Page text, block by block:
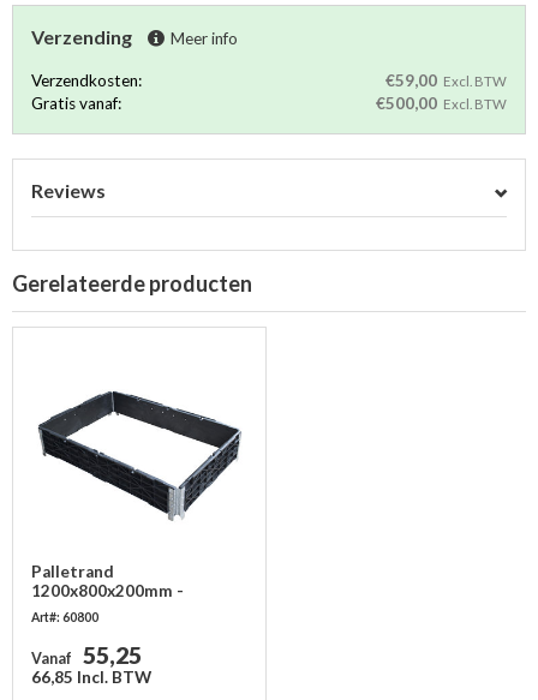
Verzending Meer info
Verzendkosten: €59,00 Excl. BTW
Gratis vanaf: €500,00 Excl. BTW
Reviews
Gerelateerde producten
Palletrand
1200x800x200mm -
kunststof - 4 scharnieren
Art#: 60800
Vanaf 55,25
66,85 Incl. BTW